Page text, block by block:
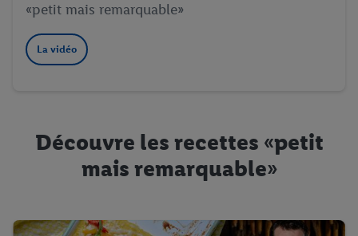
«petit mais remarquable»
La vidéo
Découvre les recettes «petit
mais remarquable»